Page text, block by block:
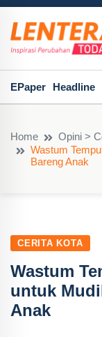
EPaper Headline
Home
Opini >
Wastum
Bareng Anak
CERITA KOTA
Wastum
untuk
Anak